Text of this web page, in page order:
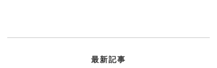
最新記事